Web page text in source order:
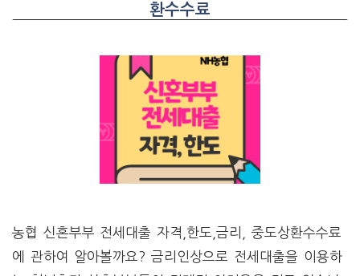
환수수료
농협 신혼부부 전세대출 자격,한도,금리, 중도상환수수료
에 관하여 알아볼까요? 금리인상으로 전세대출을 이용하